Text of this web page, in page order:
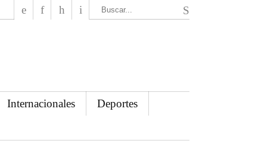
Internacionales
Deportes